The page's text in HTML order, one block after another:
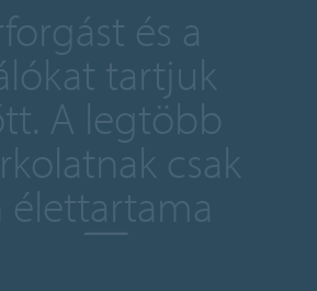
és a
tartjuk
A legtöbb
csak